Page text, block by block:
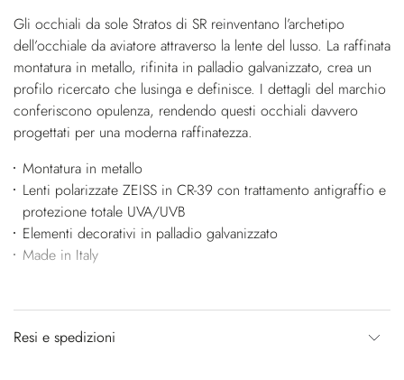
Gli occhiali da sole Stratos di SR reinventano l’archetipo
dell’occhiale da aviatore attraverso la lente del lusso. La raffinata
montatura in metallo, rifinita in palladio galvanizzato, crea un
profilo ricercato che lusinga e definisce. I dettagli del marchio
conferiscono opulenza, rendendo questi occhiali davvero
progettati per una moderna raffinatezza.
Montatura in metallo
Lenti polarizzate ZEISS in CR-39 con trattamento antigraffio e
protezione totale UVA/UVB
Elementi decorativi in palladio galvanizzato
Made in Italy
Resi e spedizioni